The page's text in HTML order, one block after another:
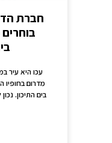
חברת
עכו היא עיר
מדרום בחופיו
בים התיכון. נכון לשנת 2020 חיים